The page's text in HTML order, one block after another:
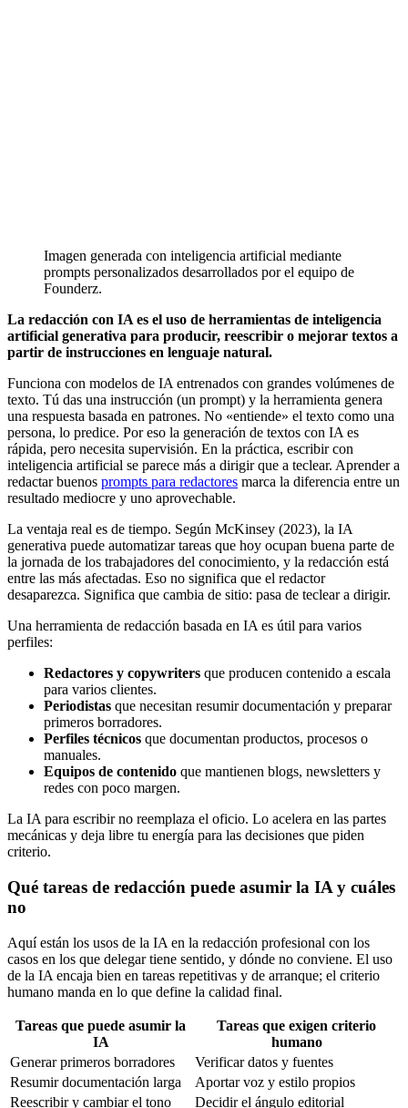
Imagen generada con inteligencia artificial mediante
prompts personalizados desarrollados por el equipo de
Founderz.
La redacción con IA es el uso de herramientas de inteligencia
artificial generativa para producir, reescribir o mejorar textos a
partir de instrucciones en lenguaje natural.
Funciona con modelos de IA entrenados con grandes volúmenes de
texto. Tú das una instrucción (un prompt) y la herramienta genera
una respuesta basada en patrones. No «entiende» el texto como una
persona, lo predice. Por eso la generación de textos con IA es
rápida, pero necesita supervisión. En la práctica, escribir con
inteligencia artificial se parece más a dirigir que a teclear. Aprender a
redactar buenos prompts para redactores marca la diferencia entre un
resultado mediocre y uno aprovechable.
La ventaja real es de tiempo. Según McKinsey (2023), la IA
generativa puede automatizar tareas que hoy ocupan buena parte de
la jornada de los trabajadores del conocimiento, y la redacción está
entre las más afectadas. Eso no significa que el redactor
desaparezca. Significa que cambia de sitio: pasa de teclear a dirigir.
Una herramienta de redacción basada en IA es útil para varios
perfiles:
Redactores y copywriters que producen contenido a escala
para varios clientes.
Periodistas que necesitan resumir documentación y preparar
primeros borradores.
Perfiles técnicos que documentan productos, procesos o
manuales.
Equipos de contenido que mantienen blogs, newsletters y
redes con poco margen.
La IA para escribir no reemplaza el oficio. Lo acelera en las partes
mecánicas y deja libre tu energía para las decisiones que piden
criterio.
Qué tareas de redacción puede asumir la IA y cuáles
no
Aquí están los usos de la IA en la redacción profesional con los
casos en los que delegar tiene sentido, y dónde no conviene. El uso
de la IA encaja bien en tareas repetitivas y de arranque; el criterio
humano manda en lo que define la calidad final.
Tareas que puede asumir la
IA
Tareas que exigen criterio
humano
Generar primeros borradores
Verificar datos y fuentes
Resumir documentación larga
Aportar voz y estilo propios
Reescribir y cambiar el tono
Decidir el ángulo editorial